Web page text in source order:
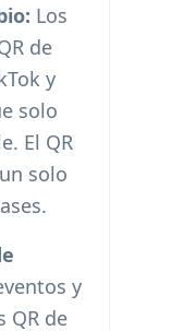
Los
de
y
solo
El QR
solo
y
QR de